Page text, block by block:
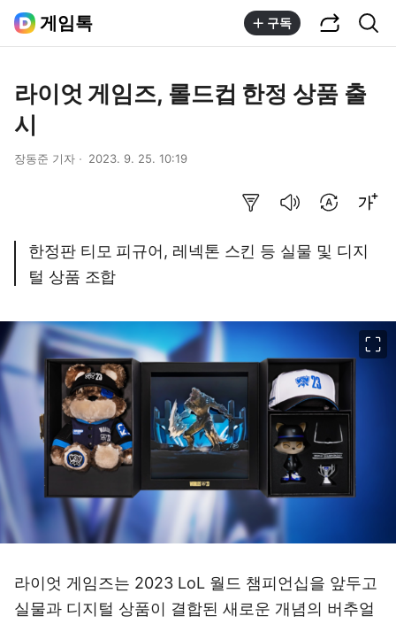
게임톡 구독
라이엇 게임즈, 롤드컵 한정 상품 출
시
장동준 기자 2023. 9. 25. 10:19
한정판 티모 피규어, 레넥톤 스킨 등 실물 및 디지
털 상품 조합
라이엇 게임즈는 2023 LoL 월드 챔피언십을 앞두고
실물과 디지털 상품이 결합된 새로운 개념의 버추얼